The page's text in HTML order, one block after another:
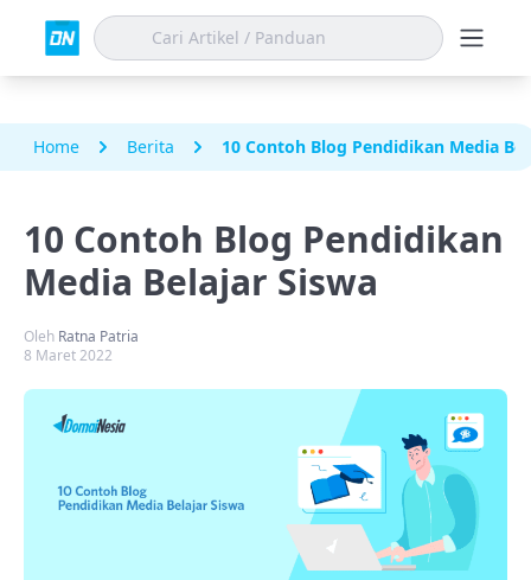
Home Berita 10 Contoh Blog Pendidikan Media
10 Contoh Blog Pendidikan
Media Belajar Siswa
Oleh Ratna Patria
8 Maret 2022